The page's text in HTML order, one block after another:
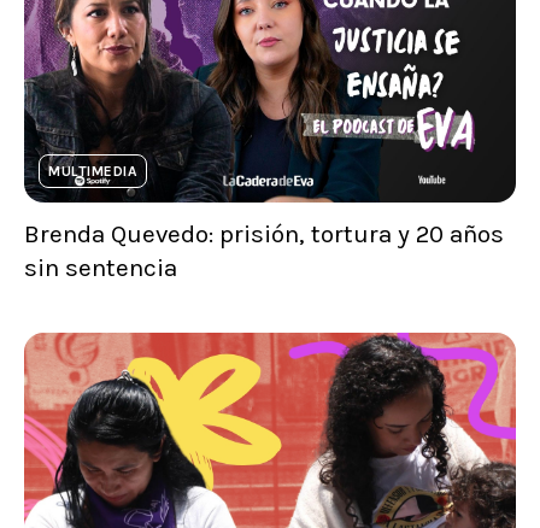
MULTIMEDIA
Brenda Quevedo: prisión, tortura y 20 años
sin sentencia